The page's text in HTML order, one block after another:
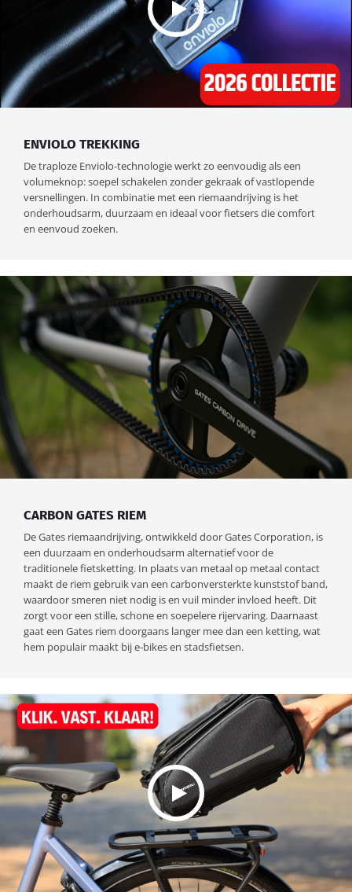
ENVIOLO TREKKING
De traploze Enviolo-technologie werkt zo eenvoudig als een
volumeknop: soepel schakelen zonder gekraak of vastlopende
versnellingen. In combinatie met een riemaandrijving is het
onderhoudsarm, duurzaam en ideaal voor fietsers die comfort
en eenvoud zoeken.
CARBON GATES RIEM
De Gates riemaandrijving, ontwikkeld door Gates Corporation, is
een duurzaam en onderhoudsarm alternatief voor de
traditionele fietsketting. In plaats van metaal op metaal contact
maakt de riem gebruik van een carbonversterkte kunststof band,
waardoor smeren niet nodig is en vuil minder invloed heeft. Dit
zorgt voor een stille, schone en soepelere rijervaring. Daarnaast
gaat een Gates riem doorgaans langer mee dan een ketting, wat
hem populair maakt bij e-bikes en stadsfietsen.